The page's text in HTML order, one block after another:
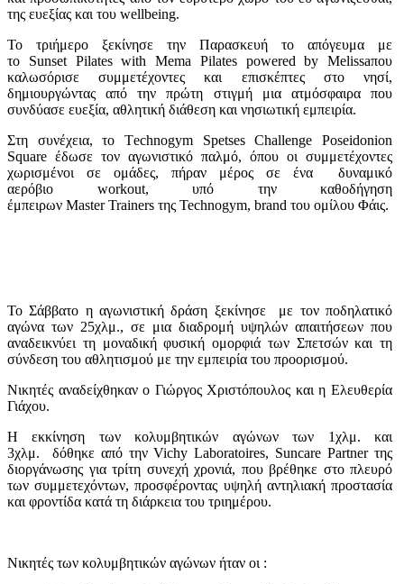
της ευεξίας και του wellbeing.
Το τριήμερο ξεκίνησε την Παρασκευή το απόγευμα με
το Sunset Pilates with Mema Pilates powered by Melissaπου
καλωσόρισε συμμετέχοντες και επισκέπτες στο νησί,
δημιουργώντας από την πρώτη στιγμή μια ατμόσφαιρα που
συνδύασε ευεξία, αθλητική διάθεση και νησιωτική εμπειρία.
Στη συνέχεια, το Τechnogym Spetses Challenge Poseidonion
Square έδωσε τον αγωνιστικό παλμό, όπου οι συμμετέχοντες
χωρισμένοι σε ομάδες, πήραν μέρος σε ένα δυναμικό
αερόβιο workout, υπό την καθοδήγηση
έμπειρων Master Trainers της Technogym, brand του ομίλου Φάις.
Το Σάββατο η αγωνιστική δράση ξεκίνησε με τον ποδηλατικό
αγώνα των 25χλμ., σε μια διαδρομή υψηλών απαιτήσεων που
αναδεικνύει τη μοναδική φυσική ομορφιά των Σπετσών και τη
σύνδεση του αθλητισμού με την εμπειρία του προορισμού.
Nικητές αναδείχθηκαν ο Γιώργος Χριστόπουλος και η Ελευθερία
Γιάχου.
Η εκκίνηση των κολυμβητικών αγώνων των 1χλμ. και
3χλμ. δόθηκε από την Vichy Laboratoires, Suncare Partner της
διοργάνωσης για τρίτη συνεχή χρονιά, που βρέθηκε στο πλευρό
των συμμετεχόντων, προσφέροντας υψηλή αντηλιακή προστασία
και φροντίδα κατά τη διάρκεια του τριημέρου.
Νικητές των κολυμβητικών αγώνων ήταν οι :